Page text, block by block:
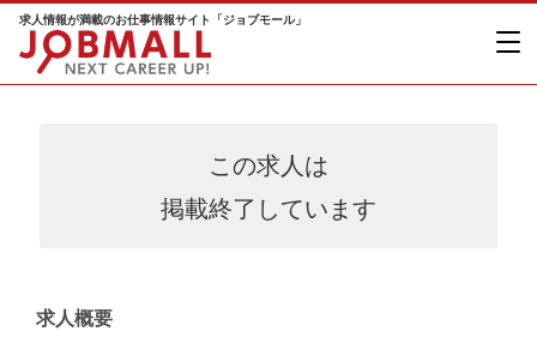
求人情報が満載のお仕事情報サイト「ジョブモール」
この求人は
掲載終了しています
求人概要